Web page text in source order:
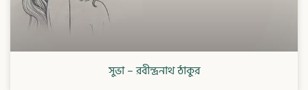
সুভা – রবীন্দ্রনাথ ঠাকুর